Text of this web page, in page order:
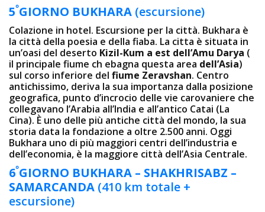
5ºGIORNO BUKHARA (escursione)
Colazione in hotel. Escursione per la città. Bukhara è
la città della poesia e della fiaba. La cittа è situata in
un’oasi del deserto Kizil-Kum a est dell’Amu Darya (
il principale fiume ch ebagna questa area dell’Asia)
sul corso inferiore del fiume Zeravshan. Centro
antichissimo, deriva la sua importanza dalla posizione
geografica, punto d’incrocio delle vie carovaniere che
collegavano l’Arabia all’India e all’antico Catai (La
Cina). È uno delle più antiche città del mondo, la sua
storia data la fondazione a oltre 2.500 anni. Oggi
Bukhara uno di più maggiori centri dell’industria e
dell’economia, è la maggiore città dell’Asia Centrale.
6ºGIORNO BUKHARA – SHAKHRISABZ –
SAMARCANDA (410 km totale +
escursione)